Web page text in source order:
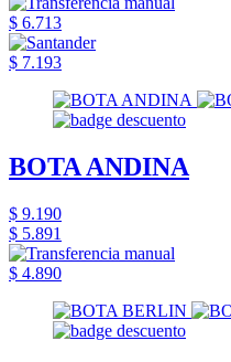
$ 6.713
$ 7.193
BOTA ANDINA
$ 9.190
$ 5.891
$ 4.890